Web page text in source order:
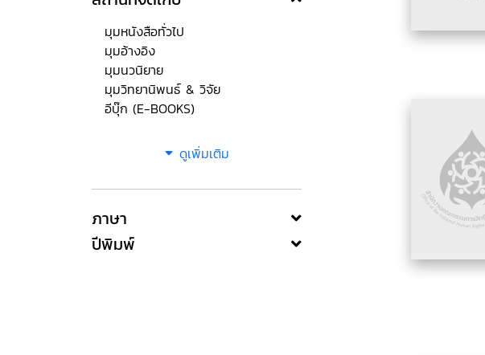
มุมหนังสือทั่วไป
มุมอ้างอิง
มุมนวนิยาย
มุมวิทยานิพนธ์ & วิจัย
อีบุ๊ก (E-BOOKS)
ดูเพิ่มเติม
ภาษา
ปีพิมพ์